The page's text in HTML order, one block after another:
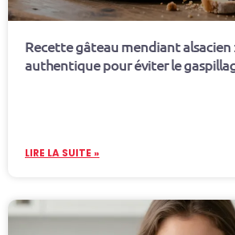
Recette gâteau mendiant alsacien
authentique pour éviter le
LIRE LA SUITE »